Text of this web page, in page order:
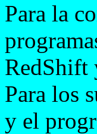
Para la
RedShift
Para los
y el